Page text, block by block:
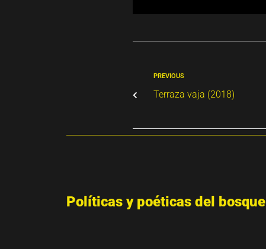
PREVIOUS
Terraza vaja (2018)
Políticas y poéticas del bosque